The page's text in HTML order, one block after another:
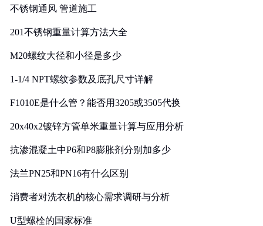
不锈钢通风 管道施工
201不锈钢重量计算方法大全
M20螺纹大径和小径是多少
1-1/4 NPT螺纹参数及底孔尺寸详解
F1010E是什么管？能否用3205或3505代换
20x40x2镀锌方管单米重量计算与应用分析
抗渗混凝土中P6和P8膨胀剂分别加多少
法兰PN25和PN16有什么区别
消费者对洗衣机的核心需求调研与分析
U型螺栓的国家标准